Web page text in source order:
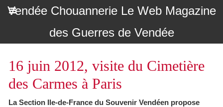
Vendée Chouannerie Le Web Magazine
des Guerres de Vendée
16 juin 2012, visite du Cimetière
des Carmes à Paris
La Section Ile-de-France du Souvenir Vendéen propose